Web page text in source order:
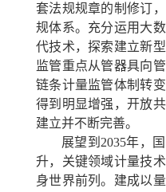
套法规规章的制修订
规体系。充分运用大
代技术，探索建立新
监管重点从管器具向
链条计量监管体制转
得到明显增强，开放
建立并不断完善。
展望到2035年，
升，关键领域计量技
身世界前列。建成以